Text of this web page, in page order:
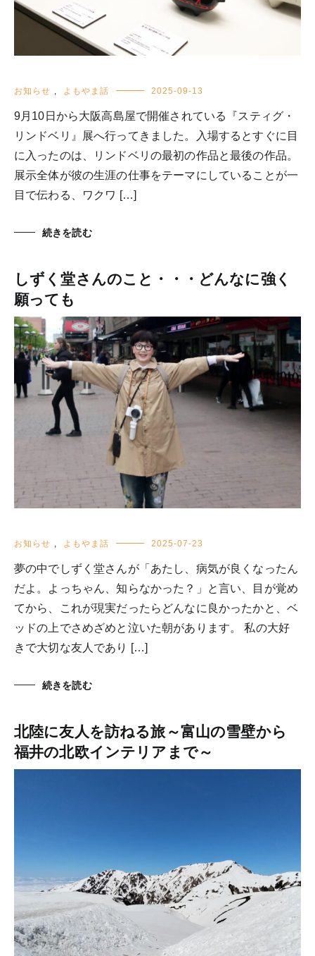
お知らせ , よもやま話 2025-09-13
9月10日から大阪高島屋で開催されている『スティグ・
リンドベリ』展へ行ってきました。入場するとすぐに目
に入ったのは、リンドベリの最初の作品と最後の作品。
展示全体が彼の生涯の仕事をテーマにしていることが一
目で伝わる、ワクワ […]
続きを読む
しずく堂さんのこと・・・どんなに強く
願っても
お知らせ , よもやま話 2025-07-23
夢の中でしずく堂さんが「あたし、病気が良くなったん
だよ。よっちゃん、知らなかった？」と言い、目が覚め
てから、これが現実だったらどんなに良かったかと、ベ
ッドの上でさめざめと泣いた朝があります。 私の大好
きで大切な友人であり […]
続きを読む
北陸に友人を訪ねる旅～富山の雪壁から
福井の北欧インテリアまで～